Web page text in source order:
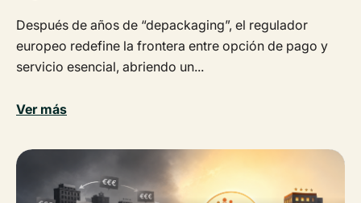
Después de años de “depackaging”, el regulador
europeo redefine la frontera entre opción de pago y
servicio esencial, abriendo un...
Ver más